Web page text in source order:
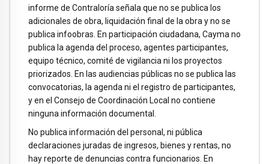
informe de Contraloría señala que no se publica los
adicionales de obra, liquidación final de la obra y no se
publica infoobras. En participación ciudadana, Cayma no
publica la agenda del proceso, agentes participantes,
equipo técnico, comité de vigilancia ni los proyectos
priorizados. En las audiencias públicas no se publica las
convocatorias, la agenda ni el registro de participantes,
y en el Consejo de Coordinación Local no contiene
ninguna información documental.
No publica información del personal, ni pública
declaraciones juradas de ingresos, bienes y rentas, no
hay reporte de denuncias contra funcionarios. En